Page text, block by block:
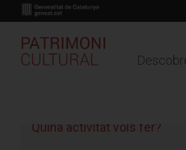
Buy
Quina activitat vols fer?